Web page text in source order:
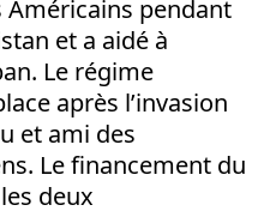
Américains pendant
et a aidé à
Le régime
après l’invasion
et ami des
Le financement du
deux